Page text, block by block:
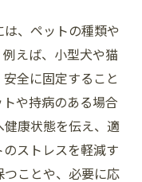
、ペットの種類や
えば、小型犬や猫
全に固定すること
や持病のある場合
康状態を伝え、適
ストレスを軽減す
ことや、必要に応